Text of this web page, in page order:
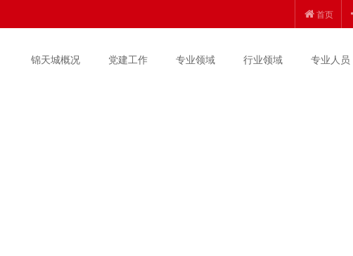
首页
锦天城概况 党建工作 专业领域 行业领域 专业人员